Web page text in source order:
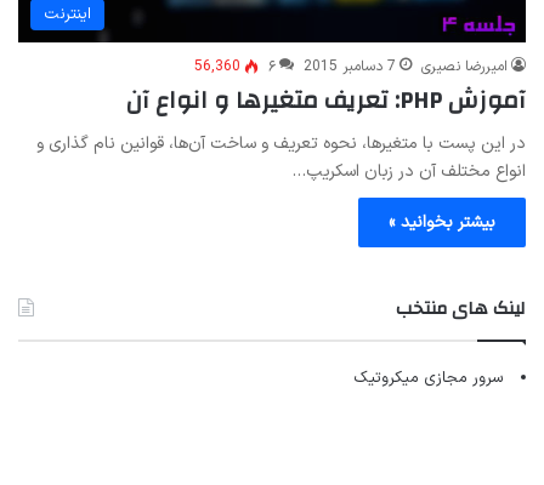
اینترنت
امیررضا نصیری 7 دسامبر 2015 ۶ 56,360
آموزش PHP: تعریف متغیرها و انواع آن
در این پست با متغیرها، نحوه تعریف و ساخت آن‌ها، قوانین نام گذاری و
انواع مختلف آن در زبان اسکریپ…
بیشتر بخوانید »
لینک های منتخب
سرور مجازی میکروتیک